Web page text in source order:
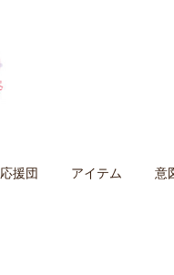
援団 アイテム 意